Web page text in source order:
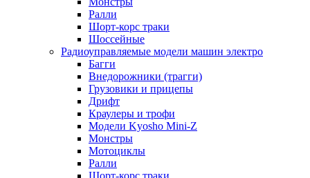
Ралли
Шорт-корс траки
Шоссейные
Радиоуправляемые модели машин электро
Багги
Внедорожники (трагги)
Грузовики и прицепы
Дрифт
Краулеры и трофи
Модели Kyosho Mini-Z
Монстры
Мотоциклы
Ралли
Шорт-корс траки